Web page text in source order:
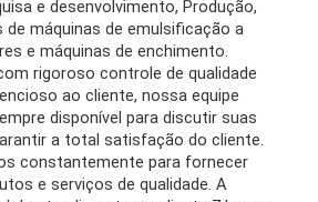
e desenvolvimento, Produção,
de máquinas de emulsificação a
e máquinas de enchimento.
rigoroso controle de qualidade
ao cliente, nossa equipe
disponível para discutir suas
a total satisfação do cliente.
constantemente para fornecer
e serviços de qualidade. A